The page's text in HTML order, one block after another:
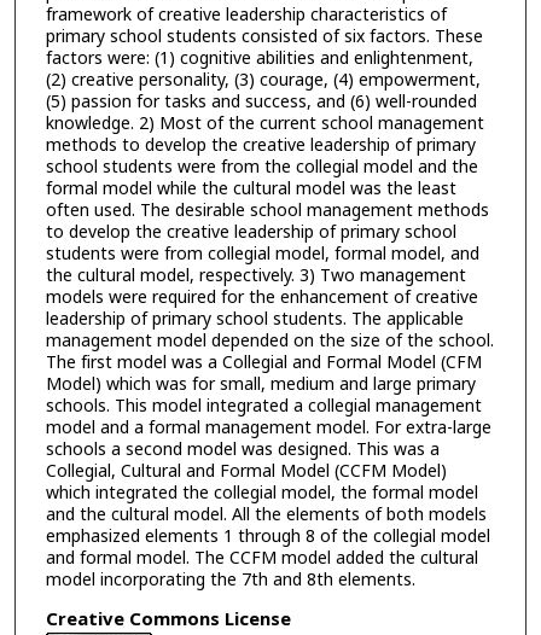
framework of creative leadership characteristics of
primary school students consisted of six factors. These
factors were: (1) cognitive abilities and enlightenment,
(2) creative personality, (3) courage, (4) empowerment,
(5) passion for tasks and success, and (6) well-rounded
knowledge. 2) Most of the current school management
methods to develop the creative leadership of primary
school students were from the collegial model and the
formal model while the cultural model was the least
often used. The desirable school management methods
to develop the creative leadership of primary school
students were from collegial model, formal model, and
the cultural model, respectively. 3) Two management
models were required for the enhancement of creative
leadership of primary school students. The applicable
management model depended on the size of the school.
The first model was a Collegial and Formal Model (CFM
Model) which was for small, medium and large primary
schools. This model integrated a collegial management
model and a formal management model. For extra-large
schools a second model was designed. This was a
Collegial, Cultural and Formal Model (CCFM Model)
which integrated the collegial model, the formal model
and the cultural model. All the elements of both models
emphasized elements 1 through 8 of the collegial model
and formal model. The CCFM model added the cultural
model incorporating the 7th and 8th elements.
Creative Commons License